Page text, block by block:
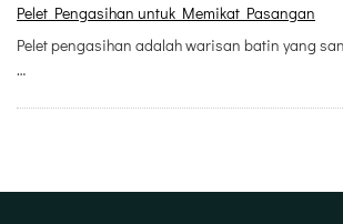
Pelet Pengasihan untuk Memikat Pasangan
Pelet pengasihan adalah warisan batin yang
…